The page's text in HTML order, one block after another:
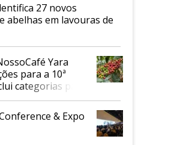
27 novos
abelhas em lavouras de
Yara
para a 10ª
categorias para
& Expo